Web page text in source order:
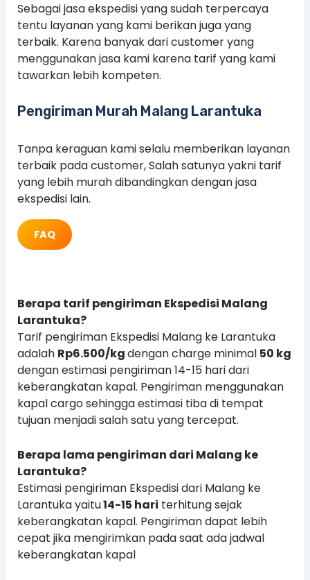
Sebagai jasa ekspedisi yang sudah terpercaya
tentu layanan yang kami berikan juga yang
terbaik. Karena banyak dari customer yang
menggunakan jasa kami karena tarif yang kami
tawarkan lebih kompeten.
Pengiriman Murah Malang Larantuka
Tanpa keraguan kami selalu memberikan layanan
terbaik pada customer, Salah satunya yakni tarif
yang lebih murah dibandingkan dengan jasa
ekspedisi lain.
FAQ
Berapa tarif pengiriman Ekspedisi Malang
Larantuka?
Tarif pengiriman Ekspedisi Malang ke Larantuka
adalah Rp6.500/kgdengan charge minimal 50 kg
dengan estimasi pengiriman 14-15 hari dari
keberangkatan kapal. Pengiriman menggunakan
kapal cargo sehingga estimasi tiba di tempat
tujuan menjadi salah satu yang tercepat.
Berapa lama pengiriman dari Malang ke
Larantuka?
Estimasi pengiriman Ekspedisi dari Malang ke
Larantuka yaitu14-15 hari terhitung sejak
keberangkatan kapal. Pengiriman dapat lebih
cepat jika mengirimkan pada saat ada jadwal
keberangkatan kapal